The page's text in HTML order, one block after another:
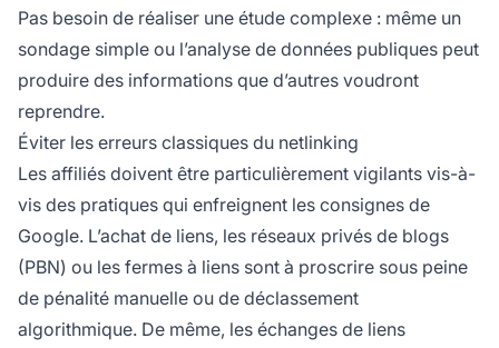
Pas besoin de réaliser une étude complexe : même un
sondage simple ou l’analyse de données publiques peut
produire des informations que d’autres voudront
reprendre.
Éviter les erreurs classiques du netlinking
Les affiliés doivent être particulièrement vigilants vis-à-
vis des pratiques qui enfreignent les consignes de
Google. L’achat de liens, les réseaux privés de blogs
(PBN) ou les fermes à liens sont à proscrire sous peine
de pénalité manuelle ou de déclassement
algorithmique. De même, les échanges de liens